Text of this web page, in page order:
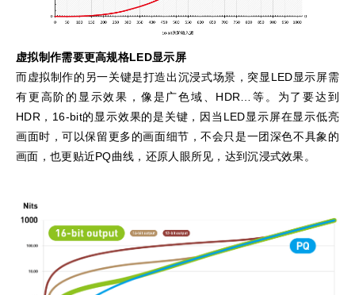
虚拟制作需要更高规格LED显示屏
而虚拟制作的另一关键是打造出沉浸式场景，突显LED显示屏需
有更高阶的显示效果，像是广色域、HDR…等。为了要达到
HDR，16-bit的显示效果的是关键，因当LED显示屏在显示低亮
画面时，可以保留更多的画面细节，不会只是一团深色不具象的
画面，也更贴近PQ曲线，还原人眼所见，达到沉浸式效果。